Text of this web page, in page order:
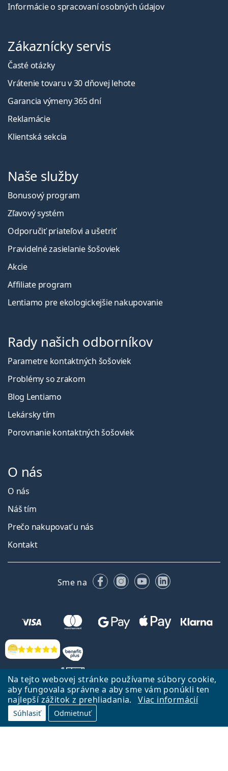
Na tejto webovej stránke používame súbory cookie,
aby fungovala správne a aby sme vám ponúkli ten
najlepší zážitok z prehliadania.
Viac informácií
Súhlasiť Odmietnuť
Hodnotenia
Informácie o spracovaní osobných údajov
Zákaznícky servis
Časté otázky
Vrátenie tovaru v 30 dňovej lehote
Garancia výmeny 365 dní
Reklamácie
Klientská sekcia
Naše služby
Bonusový program
Zľavový systém
Odporučiť priateľovi a ušetriť
Pravidelné zasielanie šošoviek
Akcie
Affiliate program
Lentiamo pre ekologickejšie nakupovanie
Rady našich odborníkov
Parametre kontaktných šošoviek
Problémy so zrakom
Blog Lentiamo
Lekársky tím
Porovnanie kontaktných šošoviek
O nás
O nás
Náš tím
Prečo nakupovať u nás
Kontakt
Sme na FacebookuInstagrame
YouTubeLinkedIn
Späť na Úvodnu stránku
Lentiamo.sk vlastní a prevádzkuje spoločnosť Lentiamo s.r.o., Česká